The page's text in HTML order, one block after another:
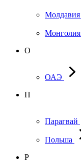
Молдавия
Монголия
О
ОАЭ
П
Парагвай
Польша
Р